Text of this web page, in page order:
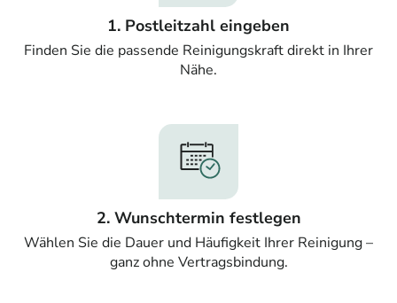
1. Postleitzahl eingeben
Finden Sie die passende Reinigungskraft direkt in Ihrer
Nähe.
2. Wunschtermin festlegen
Wählen Sie die Dauer und Häufigkeit Ihrer Reinigung –
ganz ohne Vertragsbindung.